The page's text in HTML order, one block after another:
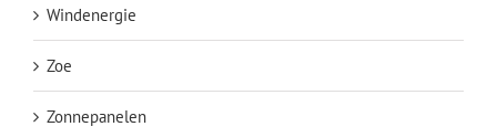
Windenergie
Zoe
Zonnepanelen